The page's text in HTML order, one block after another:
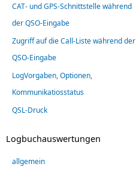
CAT- und GPS-Schnittstelle während
der QSO-Eingabe
Zugriff auf die Call-Liste während der
QSO-Eingabe
LogVorgaben, Optionen,
Kommunikatiosstatus
QSL-Druck
Logbuchauswertungen
allgemein